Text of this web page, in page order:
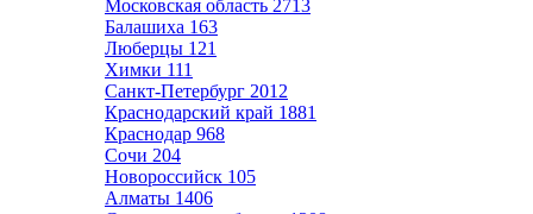
Московская область 2713
Балашиха 163
Люберцы 121
Химки 111
Санкт-Петербург 2012
Краснодарский край 1881
Краснодар 968
Сочи 204
Новороссийск 105
Алматы 1406